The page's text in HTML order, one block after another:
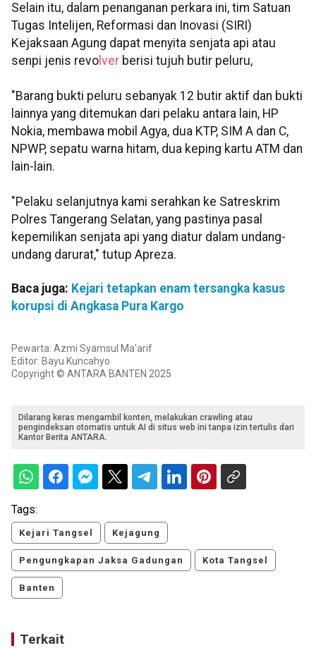
Selain itu, dalam penanganan perkara ini, tim Satuan
Tugas Intelijen, Reformasi dan Inovasi (SIRI)
Kejaksaan Agung dapat menyita senjata api atau
senpi jenis revo lver berisi tujuh butir peluru,
"Barang bukti peluru sebanyak 12 butir aktif dan bukti
lainnya yang ditemukan dari pelaku antara lain, HP
Nokia, membawa mobil Agya, dua KTP, SIM A dan C,
NPWP, sepatu warna hitam, dua keping kartu ATM dan
lain-lain.
"Pelaku selanjutnya kami serahkan ke Satreskrim
Polres Tangerang Selatan, yang pastinya pasal
kepemilikan senjata api yang diatur dalam undang-
undang darurat," tutup Apreza.
Baca juga: Kejari tetapkan enam tersangka kasus
korupsi di Angkasa Pura Kargo
Pewarta: Azmi Syamsul Ma'arif
Editor: Bayu Kuncahyo
Copyright © ANTARA BANTEN 2025
Dilarang keras mengambil konten, melakukan crawling atau
pengindeksan otomatis untuk AI di situs web ini tanpa izin tertulis dari
Kantor Berita ANTARA.
Tags:
Kejari Tangsel Kejagung
Pengungkapan Jaksa Gadungan Kota Tangsel
Banten
Terkait